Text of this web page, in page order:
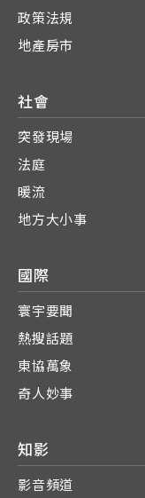
政策法規
地產房市
社會
突發現場
法庭
暖流
地方大小事
國際
寰宇要聞
熱搜話題
東協萬象
奇人妙事
知影
影音頻道